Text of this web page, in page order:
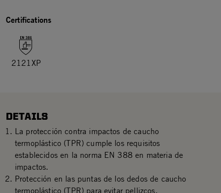
Certifications
2121XP
DETAILS
La protección contra impactos de caucho
termoplástico (TPR) cumple los requisitos
establecidos en la norma EN 388 en materia de
impactos.
Protección en las puntas de los dedos de caucho
termoplástico (TPR) para evitar pellizcos.